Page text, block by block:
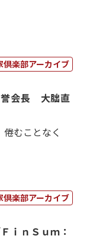
倶楽部アーカイブ
誉会長 大朏直
むことなく
倶楽部アーカイブ
ｉｎＳｕｍ：